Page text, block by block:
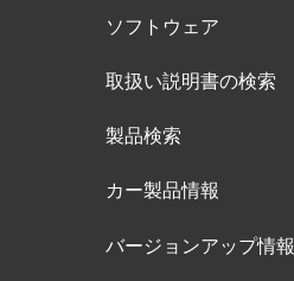
ソフトウェア
取扱い説明書の検索
製品検索
カー製品情報
バージョンアップ情報